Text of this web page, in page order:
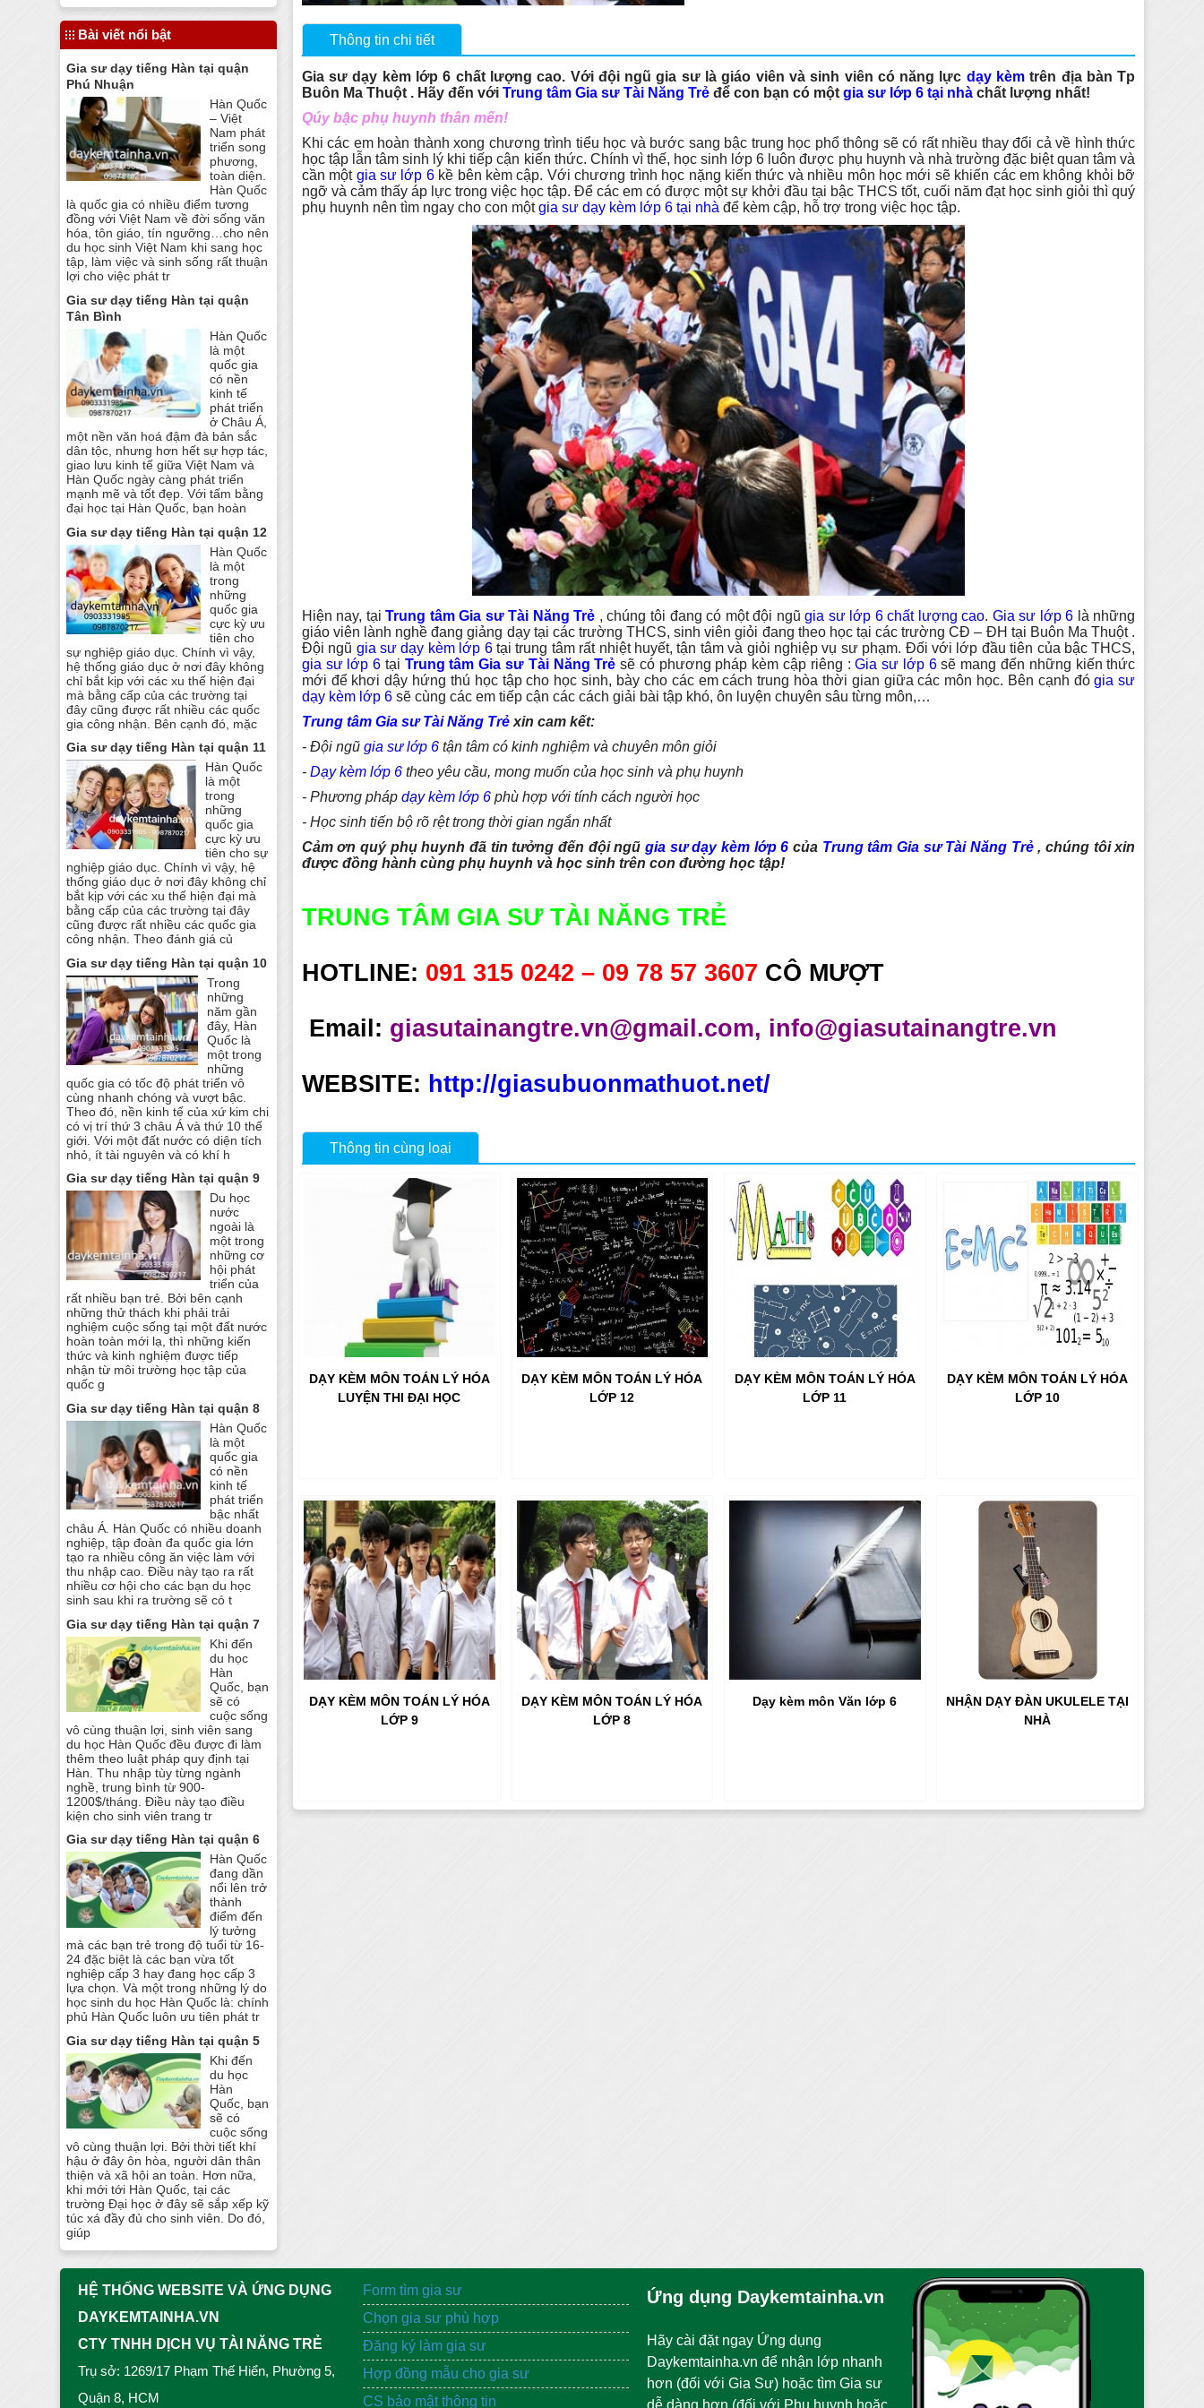
Thông tin chi tiết
Gia sư dạy kèm lớp 6 chất lượng cao. Với đội ngũ gia sư là giáo viên và sinh viên có năng lực dạy kèm trên địa bàn Tp
Buôn Ma Thuột . Hãy đến với Trung tâm Gia sư Tài Năng Trẻđể con bạn có một gia sư lớp 6 tại nhàchất lượng nhất!
Qúy bậc phụ huynh thân mến!
Khi các em hoàn thành xong chương trình tiểu học và bước sang bậc trung học phổ thông sẽ có rất nhiều thay đổi cả về hình thức
học tập lẫn tâm sinh lý khi tiếp cận kiến thức. Chính vì thế, học sinh lớp 6 luôn được phụ huynh và nhà trường đặc biệt quan tâm và
cần một gia sư lớp 6kề bên kèm cập. Với chương trình học nặng kiến thức và nhiều môn học mới sẽ khiến các em không khỏi bỡ
ngỡ và cảm thấy áp lực trong việc học tập. Để các em có được một sự khởi đầu tại bậc THCS tốt, cuối năm đạt học sinh giỏi thì quý
phụ huynh nên tìm ngay cho con mộtgia sư dạy kèm lớp 6 tại nhà để kèm cập, hỗ trợ trong việc học tập.
Hiện nay, tạiTrung tâm Gia sư Tài Năng Trẻ , chúng tôi đang có một đội ngũgia sư lớp 6 chất lượng cao. Gia sư lớp 6 là những
giáo viên lành nghề đang giảng dạy tại các trường THCS, sinh viên giỏi đang theo học tại các trường CĐ – ĐH tại Buôn Ma Thuột .
Đội ngũ gia sư dạy kèm lớp 6tại trung tâm rất nhiệt huyết, tận tâm và giỏi nghiệp vụ sư phạm. Đối với lớp đầu tiên của bậc THCS,
gia sư lớp 6 tại Trung tâm Gia sư Tài Năng Trẻ sẽ có phương pháp kèm cập riêng :Gia sư lớp 6sẽ mang đến những kiến thức
mới để khơi dậy hứng thú học tập cho học sinh, bày cho các em cách trung hòa thời gian giữa các môn học. Bên cạnh đógia sư
dạy kèm lớp 6sẽ cùng các em tiếp cận các cách giải bài tập khó, ôn luyện chuyên sâu từng môn,…
Trung tâm Gia sư Tài Năng Trẻxin cam kết:
- Đội ngũ gia sư lớp 6tận tâm có kinh nghiệm và chuyên môn giỏi
- Dạy kèm lớp 6theo yêu cầu, mong muốn của học sinh và phụ huynh
- Phương pháp dạy kèm lớp 6phù hợp với tính cách người học
- Học sinh tiến bộ rõ rệt trong thời gian ngắn nhất
Cảm ơn quý phụ huynh đã tin tưởng đến đội ngũgia sư dạy kèm lớp 6 của Trung tâm Gia sư Tài Năng Trẻ, chúng tôi xin
được đồng hành cùng phụ huynh và học sinh trên con đường học tập!
TRUNG TÂM GIA SƯ TÀI NĂNG TRẺ
HOTLINE: 091 315 0242 – 09 78 57 3607 CÔ MƯỢT
Email: giasutainangtre.vn@gmail.com, info@giasutainangtre.vn
WEBSITE: http://giasubuonmathuot.net/
Thông tin cùng loại
DẠY KÈM MÔN TOÁN LÝ HÓA
LUYỆN THI ĐẠI HỌC
DẠY KÈM MÔN TOÁN LÝ HÓA
LỚP 12
DẠY KÈM MÔN TOÁN LÝ HÓA
LỚP 11
DẠY KÈM MÔN TOÁN LÝ HÓA
LỚP 10
DẠY KÈM MÔN TOÁN LÝ HÓA
LỚP 9
DẠY KÈM MÔN TOÁN LÝ HÓA
LỚP 8
Dạy kèm môn Văn lớp 6
NHẬN DẠY ĐÀN UKULELE TẠI
NHÀ
Bài viết nổi bật
Gia sư dạy tiếng Hàn tại quận
Phú Nhuận
Hàn Quốc
– Việt
Nam phát
triển song
phương,
toàn diện.
Hàn Quốc
là quốc gia có nhiều điểm tương
đồng với Việt Nam về đời sống văn
hóa, tôn giáo, tín ngưỡng…cho nên
du học sinh Việt Nam khi sang học
tập, làm việc và sinh sống rất thuận
lợi cho việc phát tr
Gia sư dạy tiếng Hàn tại quận
Tân Bình
Hàn Quốc
là một
quốc gia
có nền
kinh tế
phát triển
ở Châu Á,
một nền văn hoá đậm đà bản sắc
dân tộc, nhưng hơn hết sự hợp tác,
giao lưu kinh tế giữa Việt Nam và
Hàn Quốc ngày càng phát triển
mạnh mẽ và tốt đẹp. Với tấm bằng
đại học tại Hàn Quốc, bạn hoàn
Gia sư dạy tiếng Hàn tại quận 12
Hàn Quốc
là một
trong
những
quốc gia
cực kỳ ưu
tiên cho
sự nghiệp giáo dục. Chính vì vậy,
hệ thống giáo dục ở nơi đây không
chỉ bắt kịp với các xu thế hiện đại
mà bằng cấp của các trường tại
đây cũng được rất nhiều các quốc
gia công nhận. Bên cạnh đó, mặc
Gia sư dạy tiếng Hàn tại quận 11
Hàn Quốc
là một
trong
những
quốc gia
cực kỳ ưu
tiên cho sự
nghiệp giáo dục. Chính vì vậy, hệ
thống giáo dục ở nơi đây không chỉ
bắt kịp với các xu thế hiện đại mà
bằng cấp của các trường tại đây
cũng được rất nhiều các quốc gia
công nhận. Theo đánh giá củ
Gia sư dạy tiếng Hàn tại quận 10
Trong
những
năm gần
đây, Hàn
Quốc là
một trong
những
quốc gia có tốc độ phát triển vô
cùng nhanh chóng và vượt bậc.
Theo đó, nền kinh tế của xứ kim chi
có vị trí thứ 3 châu Á và thứ 10 thế
giới. Với một đất nước có diện tích
nhỏ, ít tài nguyên và có khí h
Gia sư dạy tiếng Hàn tại quận 9
Du học
nước
ngoài là
một trong
những cơ
hội phát
triển của
rất nhiều bạn trẻ. Bởi bên cạnh
những thử thách khi phải trải
nghiệm cuộc sống tại một đất nước
hoàn toàn mới lạ, thì những kiến
thức và kinh nghiệm được tiếp
nhận từ môi trường học tập của
quốc g
Gia sư dạy tiếng Hàn tại quận 8
Hàn Quốc
là một
quốc gia
có nền
kinh tế
phát triển
bậc nhất
châu Á. Hàn Quốc có nhiều doanh
nghiệp, tập đoàn đa quốc gia lớn
tạo ra nhiều công ăn việc làm với
thu nhập cao. Điều này tạo ra rất
nhiều cơ hội cho các bạn du học
sinh sau khi ra trường sẽ có t
Gia sư dạy tiếng Hàn tại quận 7
Khi đến
du học
Hàn
Quốc, bạn
sẽ có
cuộc sống
vô cùng thuận lợi, sinh viên sang
du học Hàn Quốc đều được đi làm
thêm theo luật pháp quy định tại
Hàn. Thu nhập tùy từng ngành
nghề, trung bình từ 900-
1200$/tháng. Điều này tạo điều
kiện cho sinh viên trang tr
Gia sư dạy tiếng Hàn tại quận 6
Hàn Quốc
đang dần
nổi lên trở
thành
điểm đến
lý tưởng
mà các bạn trẻ trong độ tuổi từ 16-
24 đặc biệt là các bạn vừa tốt
nghiệp cấp 3 hay đang học cấp 3
lựa chọn. Và một trong những lý do
học sinh du học Hàn Quốc là: chính
phủ Hàn Quốc luôn ưu tiên phát tr
Gia sư dạy tiếng Hàn tại quận 5
Khi đến
du học
Hàn
Quốc, bạn
sẽ có
cuộc sống
vô cùng thuận lợi. Bởi thời tiết khí
hậu ở đây ôn hòa, người dân thân
thiện và xã hội an toàn. Hơn nữa,
khi mới tới Hàn Quốc, tại các
trường Đại học ở đây sẽ sắp xếp kỹ
túc xá đầy đủ cho sinh viên. Do đó,
giúp
HỆ THỐNG WEBSITE VÀ ỨNG DỤNG
DAYKEMTAINHA.VN
CTY TNHH DỊCH VỤ TÀI NĂNG TRẺ
Trụ sở: 1269/17 Phạm Thế Hiển, Phường 5,
Quận 8, HCM
Form tìm gia sư
Chọn gia sư phù hợp
Đăng ký làm gia sư
Hợp đồng mẫu cho gia sư
CS bảo mật thông tin
Ứng dụng Daykemtainha.vn
Hãy cài đặt ngay Ứng dụng
Daykemtainha.vn để nhận lớp nhanh
hơn (đối với Gia Sư) hoặc tìm Gia sư